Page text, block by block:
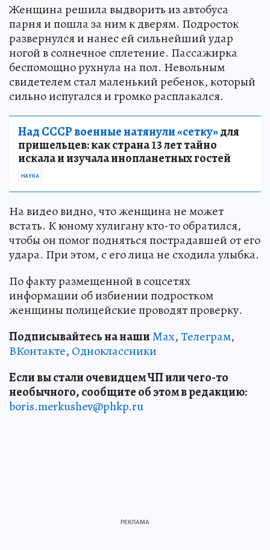
Женщина решила выдворить из автобуса
парня и пошла за ним к дверям. Подросток
развернулся и нанес ей сильнейший удар
ногой в солнечное сплетение. Пассажирка
беспомощно рухнула на пол. Невольным
свидетелем стал маленький ребенок, который
сильно испугался и громко расплакался.
Над СССР военные натянули «сетку»для
пришельцев: как страна 13 лет тайно
искала и изучала инопланетных гостей
НАУКА
На видео видно, что женщина не может
встать. К юному хулигану кто-то обратился,
чтобы он помог подняться пострадавшей от его
удара. При этом, с его лица не сходила улыбка.
По факту размещенной в соцсетях
информации об избиении подростком
женщины полицейские проводят проверку.
Подписывайтесь на нашиMax,Телеграм,
ВКонтакте, Одноклассники
Если вы стали очевидцем ЧП или чего-то
необычного, сообщите об этом в редакцию:
boris.merkushev@phkp.ru